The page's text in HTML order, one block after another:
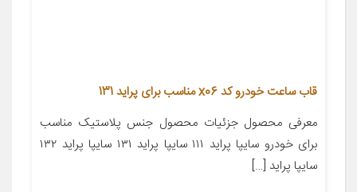
قاب ساعت خودرو کد x06 مناسب برای پراید 131
معرفی محصول جزئیات محصول جنس پلاستیک مناسب
برای خودرو سایپا پراید ۱۱۱ سایپا پراید ۱۳۱ سایپا پراید ۱۳۲
سایپا پراید […]